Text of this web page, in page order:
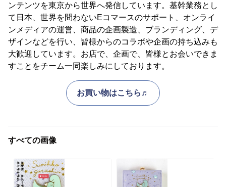
ンテンツを東京から世界へ発信しています。基幹業務とし
て日本、世界を問わないEコマースのサポート、オンライ
ンメディアの運営、商品の企画製造、ブランディング、デ
ザインなどを行い、皆様からのコラボや企画の持ち込みも
大歓迎しています。お店で、企画で、皆様とお会いできま
すことをチーム一同楽しみにしております。
お買い物はこちら♬
すべての画像